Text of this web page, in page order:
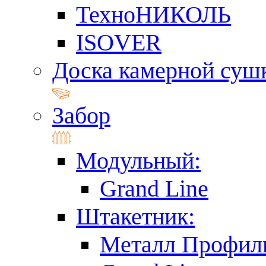
ТехноНИКОЛЬ
ISOVER
Доска камерной
Забор
Модульный:
Grand Line
Штакетник:
Металл